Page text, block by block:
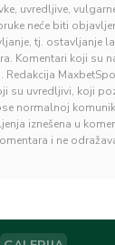
uvredljive,
neće biti
tj. ostavljanje
Komentari koji su
su uvredljivi, koji
normalnoj
iznešena u
i ne